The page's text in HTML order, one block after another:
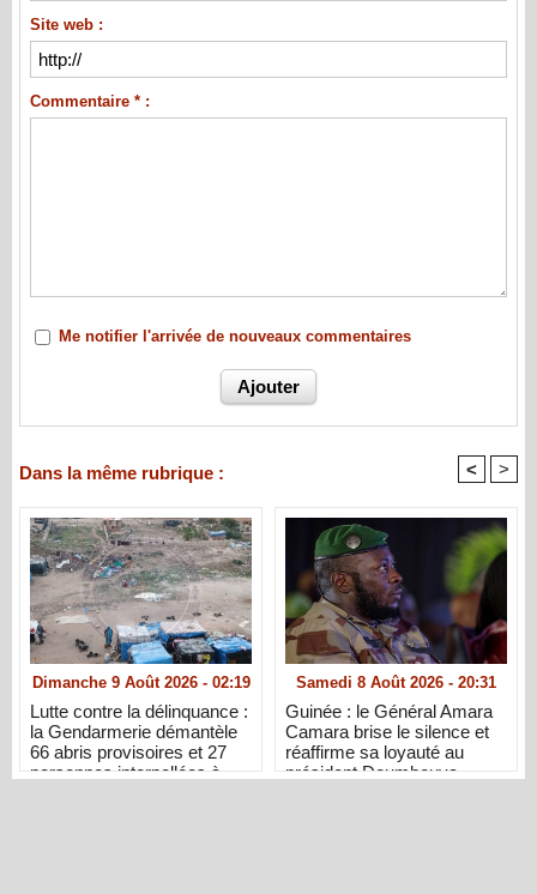
Site web :
Commentaire * :
Me notifier l'arrivée de nouveaux commentaires
Dans la même rubrique : < >
Dimanche 9 Août 2026 - 02:19
Lutte contre la délinquance :
la Gendarmerie démantèle
66 abris provisoires et 27
personnes interpellées à
Samedi 8 Août 2026 - 20:31
Guinée : le Général Amara
Camara brise le silence et
réaffirme sa loyauté au
président Doumbouya